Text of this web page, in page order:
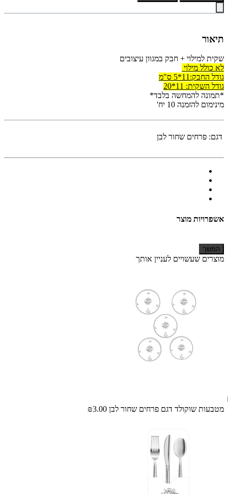
תיאור
שקית למילוי + חבק במגוון עיצובים
לא כולל מילוי
גודל החבק:11*5 ס"מ
גודל השקית: 11*20
*תמונה להמחשה בלבד*
מינימום להזמנה 10 יח'
דגם: פרחים שחור לבן
אשפרויות מוצר
המשך
מוצרים שעשויים לעניין אותך
מטבעות שוקולד דגם פרחים שחור לבן ₪3.00